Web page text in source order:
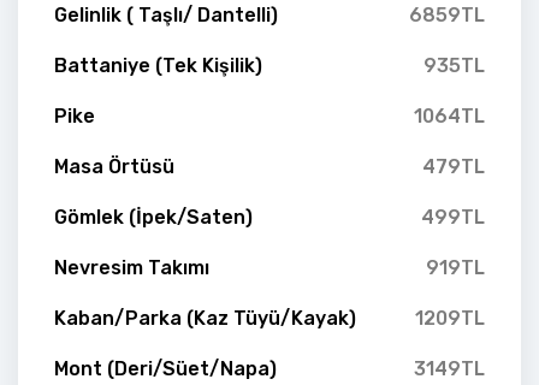
Gelinlik ( Taşlı/ Dantelli) 6859TL
Battaniye (Tek Kişilik) 935TL
Pike 1064TL
Masa Örtüsü 479TL
Gömlek (İpek/Saten) 499TL
Nevresim Takımı 919TL
Kaban/Parka (Kaz Tüyü/Kayak) 1209TL
Mont (Deri/Süet/Napa) 3149TL